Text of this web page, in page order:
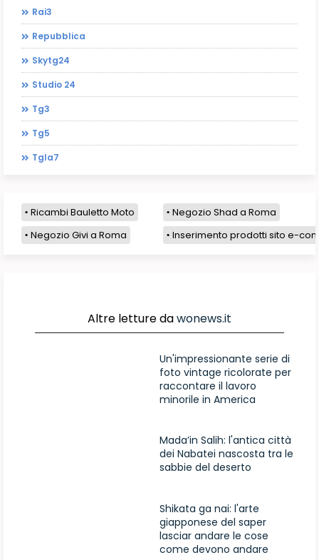
Rai3
Repubblica
Skytg24
Studio 24
Tg3
Tg5
Tgla7
Ricambi Bauletto Moto
Negozio Shad a Roma
Negozio Givi a Roma
Inserimento prodotti sito e-
Altre letture dawonews.it
Un'impressionante serie di
foto vintage ricolorate per
raccontare il lavoro
minorile in America
Mada’in Salih: l'antica città
dei Nabatei nascosta tra le
sabbie del deserto
Shikata ga nai: l'arte
giapponese del saper
lasciar andare le cose
come devono andare